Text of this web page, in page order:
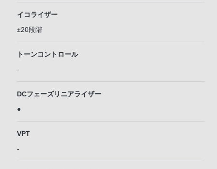
イコライザー
±20段階
トーンコントロール
-
DCフェーズリニアライザー
●
VPT
-